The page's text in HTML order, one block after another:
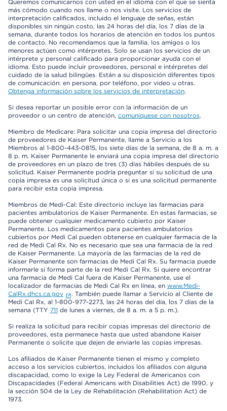
Queremos comunicarnos con usted en el idioma con el que se sienta
más cómodo cuando nos llame o nos visite. Los servicios de
interpretación calificados, incluido el lenguaje de señas, están
disponibles sin ningún costo, las 24 horas del día, los 7 días de la
semana, durante todos los horarios de atención en todos los puntos
de contacto. No recomendamos que la familia, los amigos o los
menores actúen como intérpretes. Solo se usan los servicios de un
intérprete y personal calificado para proporcionar ayuda con el
idioma. Esto puede incluir proveedores, personal e intérpretes del
cuidado de la salud bilingües. Están a su disposición diferentes tipos
de comunicación: en persona, por teléfono, por video u otras.
Obtenga información sobre los servicios de interpretación.
Si desea reportar un posible error con la información de un
proveedor o un centro de atención, comuníquese con nosotros.
Miembro de Medicare: Para solicitar una copia impresa del directorio
de proveedores de Kaiser Permanente, llame a Servicio a los
Miembros al 1-800-443-0815, los siete días de la semana, de 8 a. m. a
8 p. m. Kaiser Permanente le enviará una copia impresa del directorio
de proveedores en un plazo de tres (3) días hábiles después de su
solicitud. Kaiser Permanente podría preguntar si su solicitud de una
copia impresa es una solicitud única o si es una solicitud permanente
para recibir esta copia impresa.
Miembros de Medi-Cal: Este directorio incluye las farmacias para
pacientes ambulatorios de Kaiser Permanente. En estas farmacias, se
puede obtener cualquier medicamento cubierto por Kaiser
Permanente. Los medicamentos para pacientes ambulatorios
cubiertos por Medi Cal pueden obtenerse en cualquier farmacia de la
red de Medi Cal Rx. No es necesario que sea una farmacia de la red
de Kaiser Permanente. La mayoría de las farmacias de la red de
Kaiser Permanente son farmacias de Medi Cal Rx. Su farmacia puede
informarle si forma parte de la red Medi Cal Rx. Si quiere encontrar
una farmacia de Medi Cal fuera de Kaiser Permanente, use el
localizador de farmacias de Medi Cal Rx en línea, en www.Medi-
CalRx.dhcs.ca.gov
. También puede llamar a Servicio al Cliente de
Medi Cal Rx, al 1-800-977-2273, las 24 horas del día, los 7 días de la
semana (TTY 711 de lunes a viernes, de 8 a. m. a 5 p. m.).
Si realiza la solicitud para recibir copias impresas del directorio de
proveedores, esta permanece hasta que usted abandone Kaiser
Permanente o solicite que dejen de enviarle las copias impresas.
Los afiliados de Kaiser Permanente tienen el mismo y completo
acceso a los servicios cubiertos, incluidos los afiliados con alguna
discapacidad, como lo exige la Ley Federal de Americanos con
Discapacidades (Federal Americans with Disabilities Act) de 1990, y
la sección 504 de la Ley de Rehabilitación (Rehabilitation Act) de
1973.